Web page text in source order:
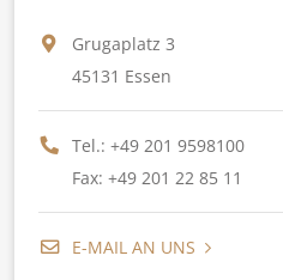
Grugaplatz 3
45131 Essen
Tel.: +49 201 9598100
Fax: +49 201 22 85 11
E-MAIL AN UNS